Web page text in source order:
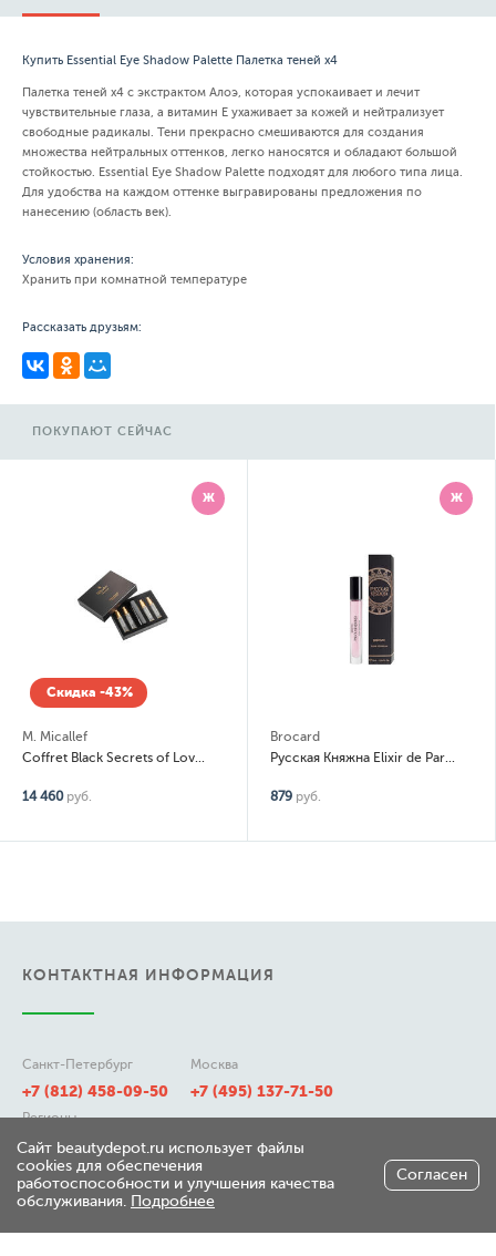
Купить Essential Eye Shadow Palette Палетка теней х4
Палетка теней х4 с экстрактом Алоэ, которая успокаивает и лечит
чувствительные глаза, а витамин Е ухаживает за кожей и нейтрализует
свободные радикалы. Тени прекрасно смешиваются для создания
множества нейтральных оттенков, легко наносятся и обладают большой
стойкостью. Essential Eye Shadow Palette подходят для любого типа лица.
Для удобства на каждом оттенке выгравированы предложения по
нанесению (область век).
Условия хранения:
Хранить при комнатной температуре
Рассказать друзьям:
ПОКУПАЮТ СЕЙЧАС
Ж
Скидка -43%
M. Micallef
Coffret Black Secrets of Love Набор: атомайзер, Spiritual, Delice, Sensual, Glamour
14 460 руб.
Ж
Brocard
Русская Княжна Elixir de Parfum
879 руб.
КОНТАКТНАЯ ИНФОРМАЦИЯ
Санкт-Петербург
+7 (812) 458-09-50
Москва
+7 (495) 137-71-50
Регионы
8 (800) 511-21-50
197348, г. Санкт-Петербург,
Сайт beautydepot.ru использует файлы
cookies для обеспечения
работоспособности и улучшения качества
обслуживания. Подробнее
Согласен